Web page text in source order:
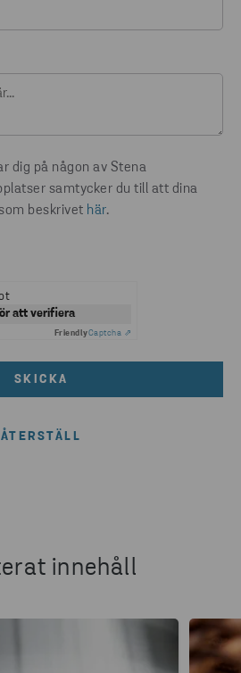
dig på någon av Stena
samtycker du till att dina
beskrivet här.
att verifiera
FriendlyCaptcha ⇗
SKICKA
innehåll